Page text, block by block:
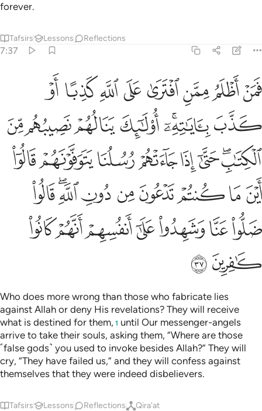
forever.
Tafsirs Lessons Reflections
7:37
فمن اظلم ممن افترى على الله كذبا او كذب باياته اولايك ينالهم
فَمَنْ أَظْلَمُ مِمَّنِ ٱفْتَرَىٰ عَلَى ٱللَّهِ كَذِبًا أَوْ كَذَّبَ بِـَٔايَـٰتِهِۦٓ ۚ أُو۟لَـٰٓئِكَ
ﲻﲼﲽﲾﲿﳀﳁﳂ
ﳃﳄﳅﳆﳇﳈﳉ
ﳊﳋﳌﳍﳎﳏﳐﳑ
ﳒﳓﳔﳕﳖ ﳗﳘﳙﳚ
ﳛﳜﳝﳞﳟﳠﳡ
ﳢﳣ
Who does more wrong than those who fabricate lies
against Allah or deny His revelations? They will receive
what is destined for them, 1 until Our messenger-angels
arrive to take their souls, asking them, “Where are those
˹false gods˺ you used to invoke besides Allah?” They will
cry, “They have failed us,” and they will confess against
themselves that they were indeed disbelievers.
Tafsirs Lessons Reflections Qira'at